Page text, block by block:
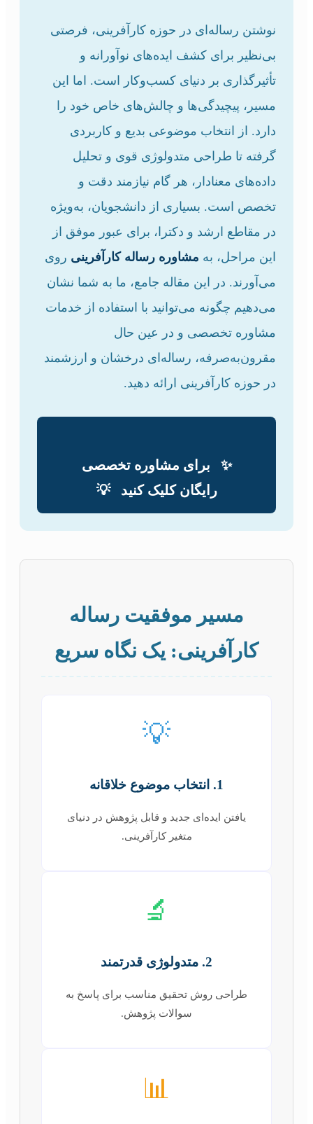
نوشتن رساله‌ای در حوزه کارآفرینی، فرصتی
بی‌نظیر برای کشف ایده‌های نوآورانه و
تأثیرگذاری بر دنیای کسب‌وکار است. اما این
مسیر، پیچیدگی‌ها و چالش‌های خاص خود را
دارد. از انتخاب موضوعی بدیع و کاربردی
گرفته تا طراحی متدولوژی قوی و تحلیل
داده‌های معنادار، هر گام نیازمند دقت و
تخصص است. بسیاری از دانشجویان، به‌ویژه
در مقاطع ارشد و دکترا، برای عبور موفق از
این مراحل، به مشاوره رساله کارآفرینی روی
می‌آورند. در این مقاله جامع، ما به شما نشان
می‌دهیم چگونه می‌توانید با استفاده از خدمات
مشاوره تخصصی و در عین حال
مقرون‌به‌صرفه، رساله‌ای درخشان و ارزشمند
در حوزه کارآفرینی ارائه دهید.
✨
برای مشاوره تخصصی
رایگان کلیک کنید
💡
مسیر موفقیت رساله
کارآفرینی: یک نگاه سریع
💡
1. انتخاب موضوع خلاقانه
یافتن ایده‌ای جدید و قابل پژوهش در دنیای
متغیر کارآفرینی.
🔬
2. متدولوژی قدرتمند
طراحی روش تحقیق مناسب برای پاسخ به
سوالات پژوهش.
📊